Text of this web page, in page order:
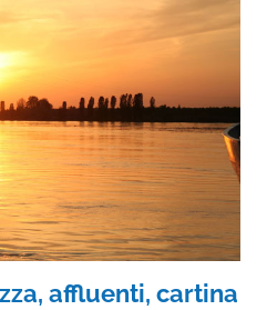
affluenti, cartina